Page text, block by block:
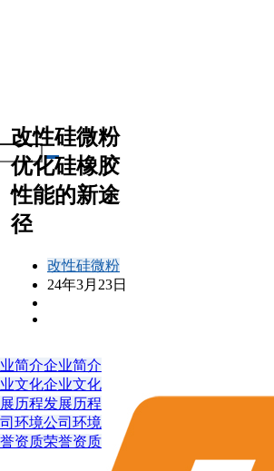
企业简介
企业文化
发展历程
公司环境
荣誉资质
改性硅微粉
优化硅橡胶
性能的新途
径
改性硅微粉
24年3月23日